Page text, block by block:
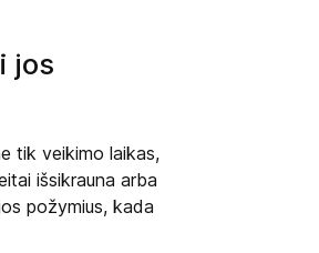
jos
tik veikimo laikas,
išsikrauna arba
požymius, kada